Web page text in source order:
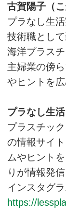
古賀陽子（こ
プラなし生
技術職とし
海洋プラス
主婦業の傍
やヒントを
プラなし生活
プラスチッ
の情報サイ
ムやヒント
りが情報発信
インスタグラ
https://